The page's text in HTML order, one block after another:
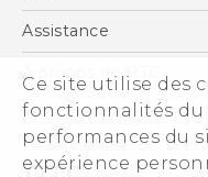
Ce site utilise des
fonctionnalités du
performances du
expérience
Vive
Accessoires
HTC Vive
HTC Pro
Assistance
eCommerce Support
À propos de HTC
ESG
Informations sur la